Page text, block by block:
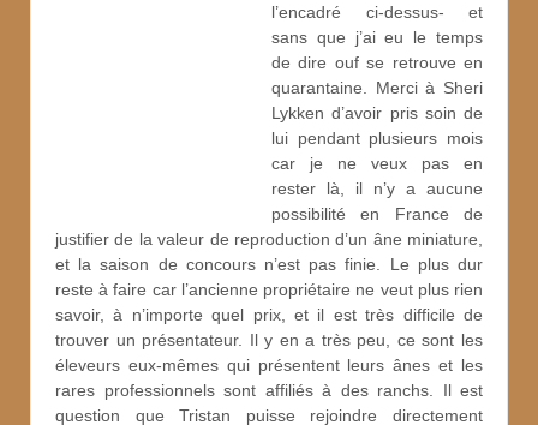
l’encadré ci-dessus- et
sans que j’ai eu le temps
de dire ouf se retrouve en
quarantaine. Merci à Sheri
Lykken d’avoir pris soin de
lui pendant plusieurs mois
car je ne veux pas en
rester là, il n’y a aucune
possibilité en France de
justifier de la valeur de reproduction d’un âne miniature,
et la saison de concours n’est pas finie. Le plus dur
reste à faire car l’ancienne propriétaire ne veut plus rien
savoir, à n’importe quel prix, et il est très difficile de
trouver un présentateur. Il y en a très peu, ce sont les
éleveurs eux-mêmes qui présentent leurs ânes et les
rares professionnels sont affiliés à des ranchs. Il est
question que Tristan puisse rejoindre directement